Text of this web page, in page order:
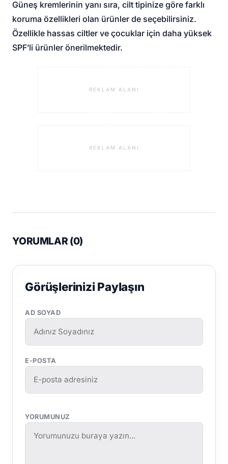
Güneş kremlerinin yanı sıra, cilt tipinize göre farklı
koruma özellikleri olan ürünler de seçebilirsiniz.
Özellikle hassas ciltler ve çocuklar için daha yüksek
SPF’li ürünler önerilmektedir.
REKLAM ALANI
REKLAM ALANI
YORUMLAR (0)
Görüşlerinizi Paylaşın
AD SOYAD
E-POSTA
YORUMUNUZ